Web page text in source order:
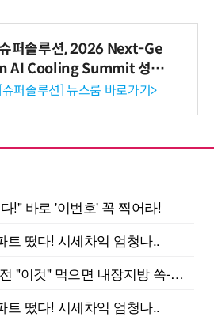
퍼솔루션, 2026 Next-Ge
n AI Cooling Summit 성황
리 성료
[슈퍼솔루션] 뉴스룸 바로가기>